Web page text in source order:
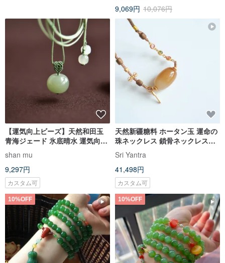
9,069円 10,076円
【運気向上ビーズ】天然和田玉
青海ジェード 氷底晴水 運気向上
ビーズペンダントネックレス
shan mu
9,297円
カスタム可
天然新疆糖料 ホータン玉 運命の
珠ネックレス 鎖骨ネックレス。
とろりとした質感、糖白のグラ
デーションカラーが美しく、良
い運気を運んでくれます。
Sri Yantra
41,498円
カスタム可
10%OFF 10%OFF